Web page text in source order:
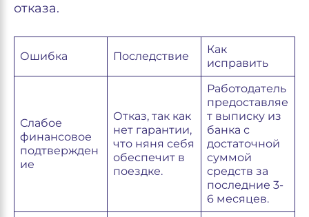
отказа.
Ошибка Последствие
Как
исправить
Слабое
финансовое
подтвержден
ие
Отказ, так как
нет гарантии,
что няня себя
обеспечит в
поездке.
Работодатель
предоставляе
т выписку из
банка с
достаточной
суммой
средств за
последние 3-
6 месяцев.